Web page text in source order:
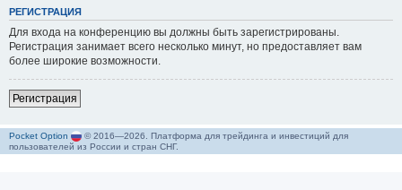
РЕГИСТРАЦИЯ
Для входа на конференцию вы должны быть зарегистрированы.
Регистрация занимает всего несколько минут, но предоставляет вам
более широкие возможности.
Регистрация
Pocket Option
© 2016—2026. Платформа для трейдинга и инвестиций для
пользователей из России и стран СНГ.